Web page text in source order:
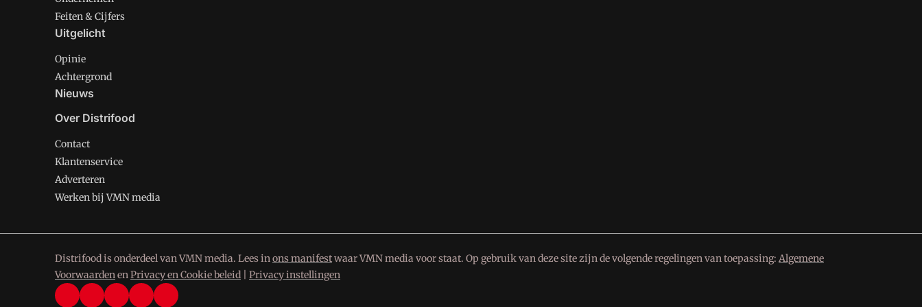
Feiten & Cijfers
Uitgelicht
Opinie
Achtergrond
Nieuws
Over Distrifood
Contact
Klantenservice
Adverteren
Werken bij VMN media
Distrifood is onderdeel van VMN media. Lees inons manifestwaar VMN media voor staat. Op gebruik van deze site zijn de volgende regelingen van toepassing: Algemene
VoorwaardenenPrivacy en Cookie beleid Privacy instellingen